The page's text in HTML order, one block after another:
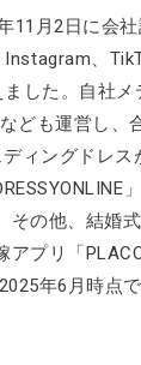
11月2日に会
、
した。自社メ
ども運営し、
ィングドレス
その他、結婚
プリ「
年6月時点